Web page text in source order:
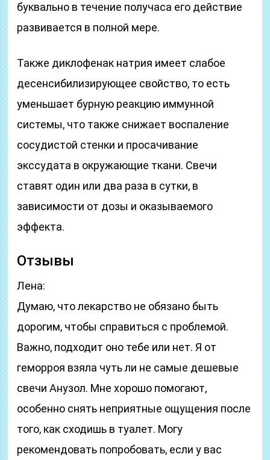
буквально в течение получаса его действие
развивается в полной мере.
Также диклофенак натрия имеет слабое
десенсибилизирующее свойство, то есть
уменьшает бурную реакцию иммунной
системы, что также снижает воспаление
сосудистой стенки и просачивание
экссудата в окружающие ткани. Свечи
ставят один или два раза в сутки, в
зависимости от дозы и оказываемого
эффекта.
Отзывы
Лена:
Думаю, что лекарство не обязано быть
дорогим, чтобы справиться с проблемой.
Важно, подходит оно тебе или нет. Я от
геморроя взяла чуть ли не самые дешевые
свечи Анузол. Мне хорошо помогают,
особенно снять неприятные ощущения после
того, как сходишь в туалет. Могу
рекомендовать попробовать, если у вас